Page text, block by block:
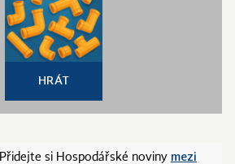
HRÁT
Přidejte si Hospodářské noviny mezi